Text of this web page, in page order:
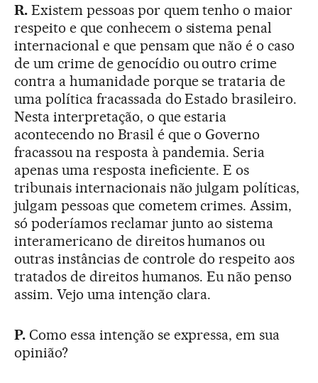
R.Existem pessoas por quem tenho o maior
respeito e que conhecem o sistema penal
internacional e que pensam que não é o caso
de um crime de genocídio ou outro crime
contra a humanidade porque se trataria de
uma política fracassada do Estado brasileiro.
Nesta interpretação, o que estaria
acontecendo no Brasil é que o Governo
fracassou na resposta à pandemia. Seria
apenas uma resposta ineficiente. E os
tribunais internacionais não julgam políticas,
julgam pessoas que cometem crimes. Assim,
só poderíamos reclamar junto ao sistema
interamericano de direitos humanos ou
outras instâncias de controle do respeito aos
tratados de direitos humanos. Eu não penso
assim. Vejo uma intenção clara.
P. Como essa intenção se expressa, em sua
opinião?